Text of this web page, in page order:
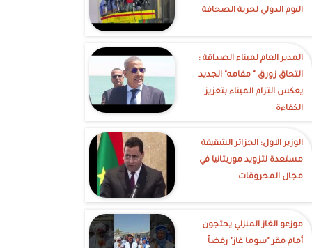
اليوم الدولي لحرية الصحافة
‎المدير العام لميناء الصداقة :
التحاق زورق " مقامه" الجديد
يعكس التزام الميناء بتعزيز
الكفاءة
الوزير الاول: الجزائر الشقيقة
مستعدة لتزويد موريتانيا في
مجال المحروقات
موزعو الغاز المنزلي يحتجون
أمام مقر "سوما غاز" رفضاً